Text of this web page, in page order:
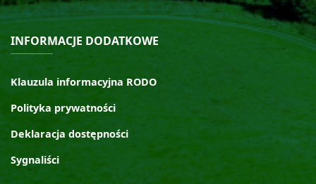
INFORMACJE DODATKOWE
Klauzula informacyjna RODO
Polityka prywatności
Deklaracja dostępności
Sygnaliści